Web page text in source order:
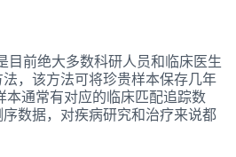
目前绝大多数科研人员和临床医生
，该方法可将珍贵样本保存几年
通常有对应的临床匹配追踪数
数据，对疾病研究和治疗来说都